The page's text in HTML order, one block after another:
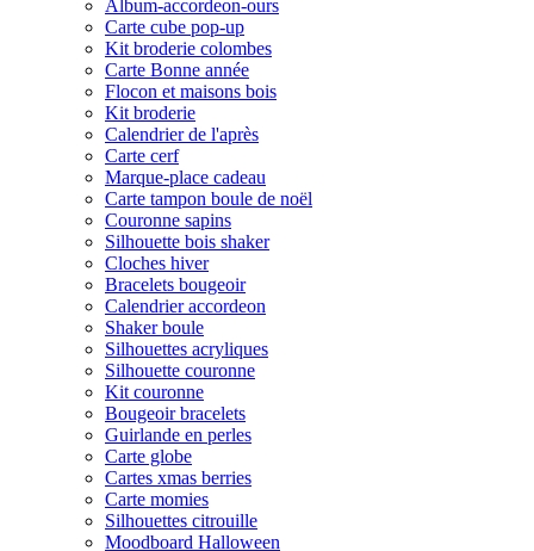
Album-accordeon-ours
Carte cube pop-up
Kit broderie colombes
Carte Bonne année
Flocon et maisons bois
Kit broderie
Calendrier de l'après
Carte cerf
Marque-place cadeau
Carte tampon boule de noël
Couronne sapins
Silhouette bois shaker
Cloches hiver
Bracelets bougeoir
Calendrier accordeon
Shaker boule
Silhouettes acryliques
Silhouette couronne
Kit couronne
Bougeoir bracelets
Guirlande en perles
Carte globe
Cartes xmas berries
Carte momies
Silhouettes citrouille
Moodboard Halloween